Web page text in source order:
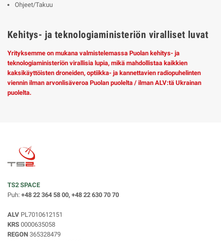
Ohjeet/Takuu
Kehitys- ja teknologiaministeriön viralliset luvat
Yrityksemme on mukana valmistelemassa Puolan kehitys- ja
teknologiaministeriön virallisia lupia, mikä mahdollistaa kaikkien
kaksikäyttöisten droneiden, optiikka- ja kannettavien radiopuhelinten
viennin ilman arvonlisäveroa Puolan puolelta / ilman ALV:tä Ukrainan
puolelta.
TS2 SPACE
Puh: +48 22 364 58 00, +48 22 630 70 70
ALV PL7010612151
KRS 0000635058
REGON 365328479